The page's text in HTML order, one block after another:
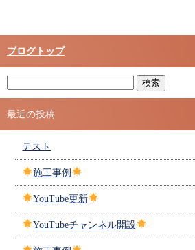
ブログトップ
最近の投稿
テスト
施工事例
YouTube更新
YouTubeチャンネル開設